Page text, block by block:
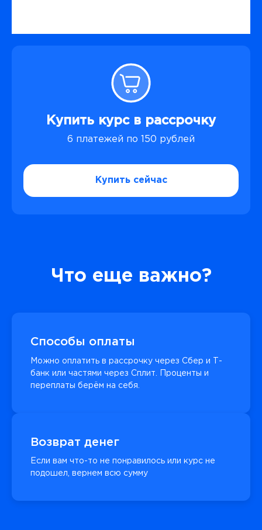
Купить курс в рассрочку
6 платежей по 150 рублей
Купить сейчас
Что еще важно?
Способы оплаты
Можно оплатить в рассрочку через Сбер и Т-
банк или частями через Сплит. Проценты и
переплаты берём на себя.
Возврат денег
Если вам что-то не понравилось или курс не
подошел, вернем всю сумму